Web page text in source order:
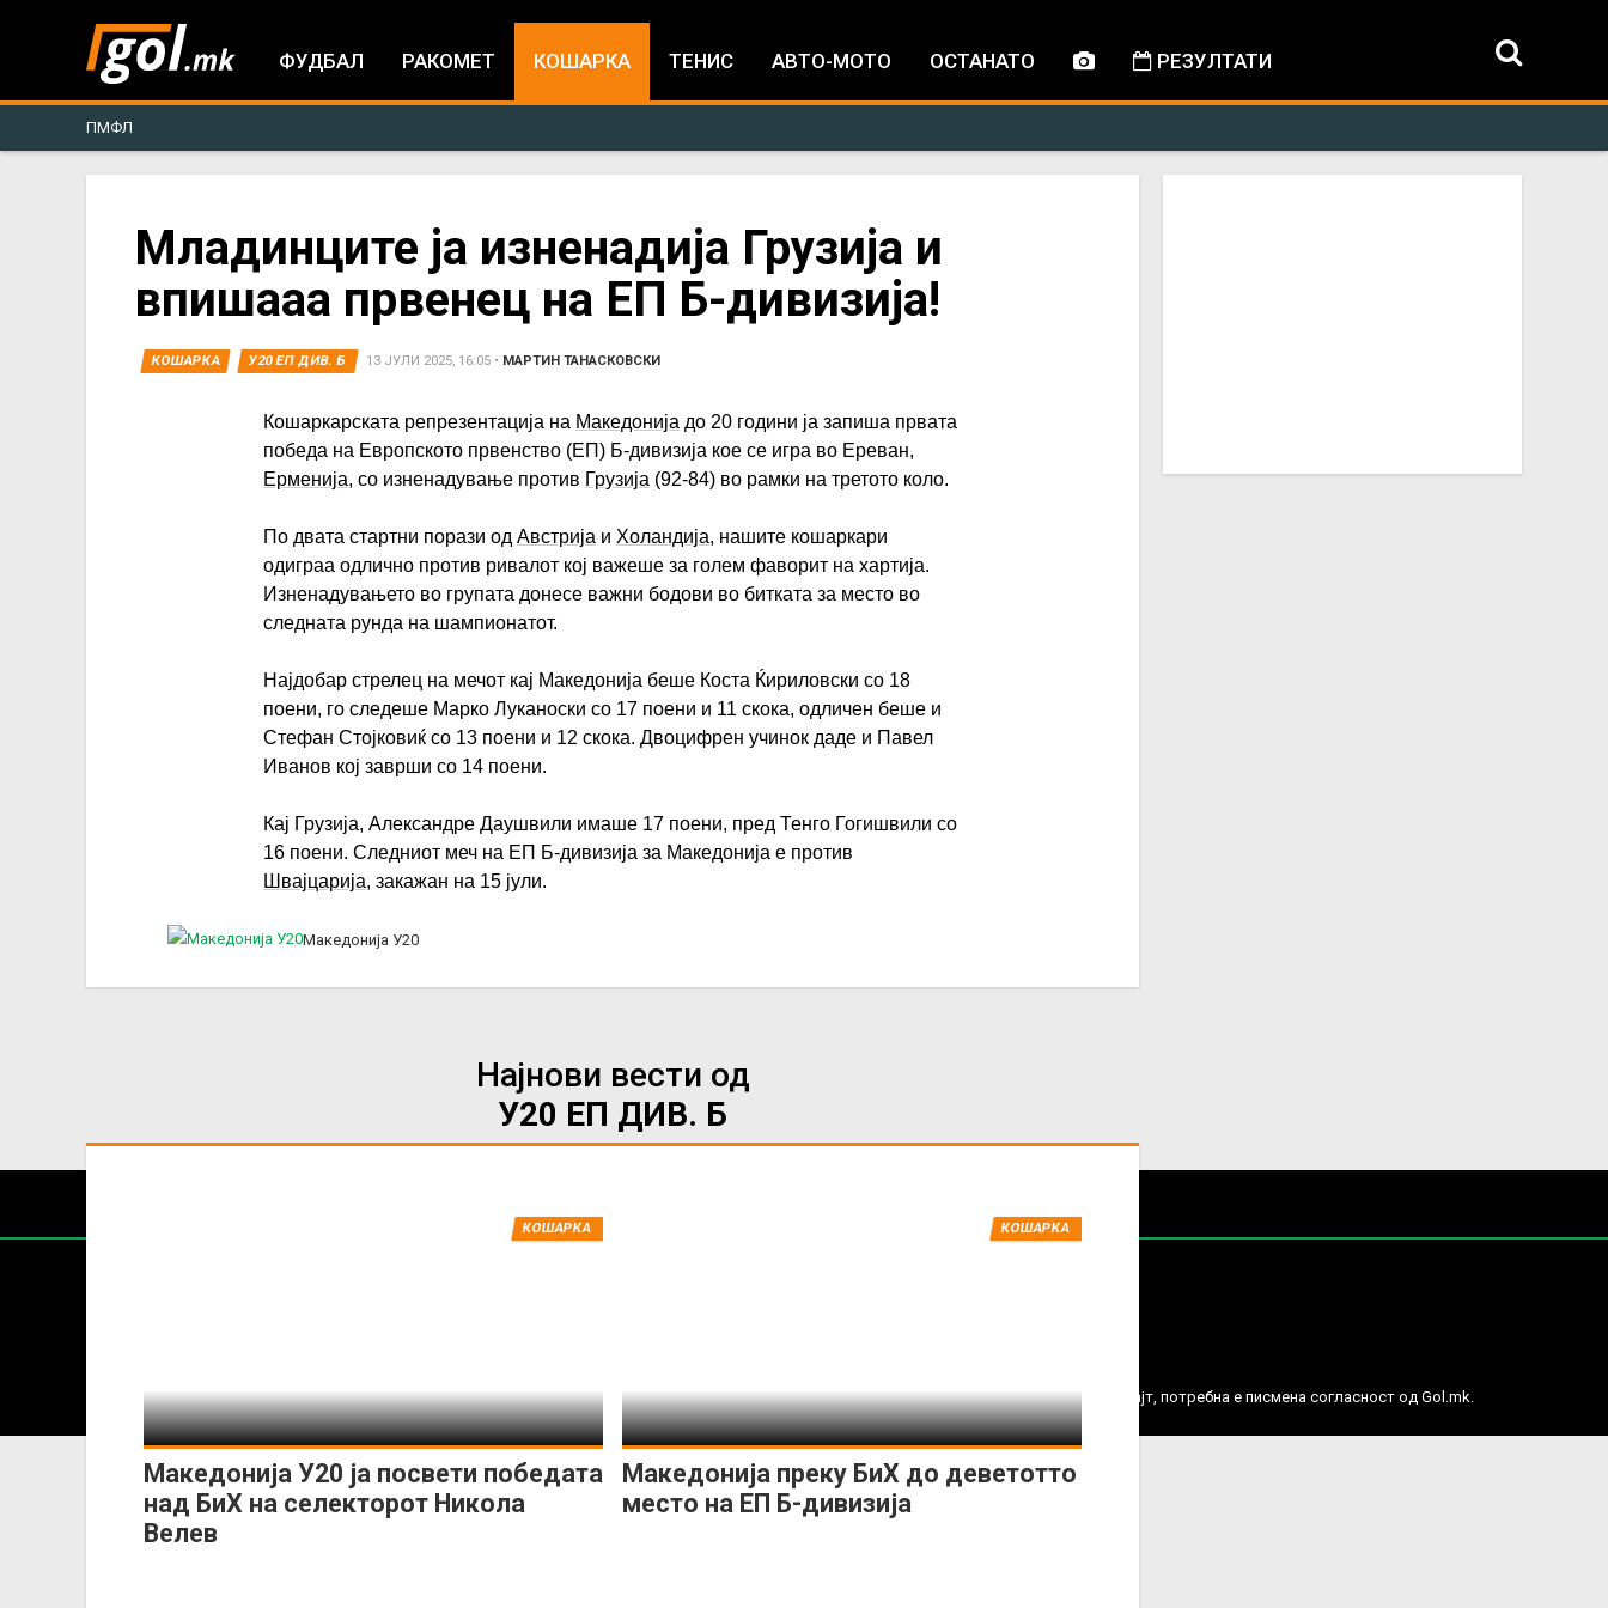
ФУДБАЛ РАКОМЕТ КОШАРКА ТЕНИС АВТО-МОТО ОСТАНАТО РЕЗУЛТАТИ
ПМФЛ
here
Младинците ја изненадија Грузија и
впишааа првенец на ЕП Б-дивизија!
КОШАРКА У20 ЕП ДИВ. Б 13 ЈУЛИ 2025, 16:05 • МАРТИН ТАНАСКОВСКИ
Кошаркарската репрезентација на Македонија до 20 години ја запиша првата
победа на Европското првенство (ЕП) Б-дивизија кое се игра во Ереван,
Ерменија, со изненадување против Грузија (92-84) во рамки на третото коло.
По двата стартни порази од Австрија и Холандија, нашите кошаркари
одиграа одлично против ривалот кој важеше за голем фаворит на хартија.
Изненадувањето во групата донесе важни бодови во битката за место во
следната рунда на шампионатот.
Најдобар стрелец на мечот кај Македонија беше Коста Ќириловски со 18
поени, го следеше Марко Луканоски со 17 поени и 11 скока, одличен беше и
Стефан Стојковиќ со 13 поени и 12 скока. Двоцифрен учинок даде и Павел
Иванов кој заврши со 14 поени.
Кај Грузија, Александре Даушвили имаше 17 поени, пред Тенго Гогишвили со
16 поени. Следниот меч на ЕП Б-дивизија за Македонија е против
Швајцарија, закажан на 15 јули.
Македонија У20
Најнови вести од
У20 ЕП ДИВ. Б
Македонија У20 ја посвети победата
над БиХ на селекторот Никола
Велев
КОШАРКА
Македонија преку БиХ до деветотто
место на ЕП Б-дивизија
КОШАРКА
За секоја форма на распространување, репродукција или комерцијална употреба на текстови, фотографии или податоци од овој веб сајт, потребна е писмена согласност од Gol.mk.